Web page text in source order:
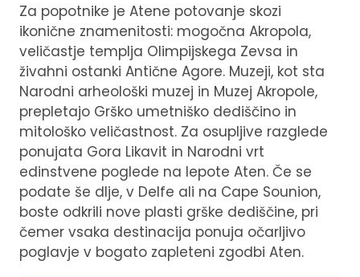
Za popotnike je Atene potovanje skozi
ikonične znamenitosti: mogočna Akropola,
veličastje templja Olimpijskega Zevsa in
živahni ostanki Antične Agore. Muzeji, kot sta
Narodni arheološki muzej in Muzej Akropole,
prepletajo Grško umetniško dediščino in
mitološko veličastnost. Za osupljive razglede
ponujata Gora Likavit in Narodni vrt
edinstvene poglede na lepote Aten. Če se
podate še dlje, v Delfe ali na Cape Sounion,
boste odkrili nove plasti grške dediščine, pri
čemer vsaka destinacija ponuja očarljivo
poglavje v bogato zapleteni zgodbi Aten.